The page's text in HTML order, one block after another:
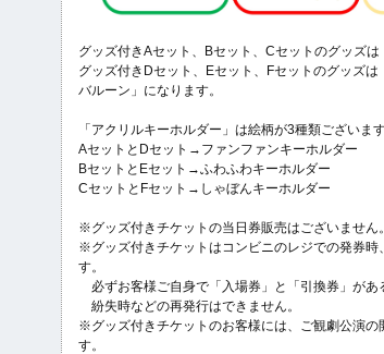
グッズ付きAセット、Bセット、Cセットのグッズ
グッズ付きDセット、Eセット、Fセットのグッズ
バルーン」になります。
「アクリルキーホルダー」は絵柄が3種類ござい
AセットとDセット→ファンファンキーホルダー
BセットとEセット→ふわふわキーホルダー
CセットとFセット→しゃぼんキーホルダー
※グッズ付きチケットの当日券販売はございません
※グッズ付きチケットはコンビニのレジでの発券
す。
必ずお客様ご自身で「入場券」と「引換券」があ
紛失時などの再発行はできません。
※グッズ付きチケットのお客様には、ご観劇公演
す。